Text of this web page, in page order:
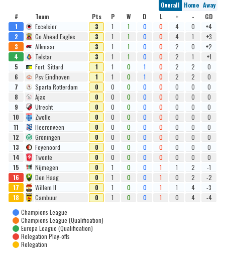
Overall Home Away
#
Team Pts P W D L + -
GD
1
Excelsior 3 1 1 0 0 4 0
+4
2
Go Ahead Eagles 3 1 1 0 0 4 1
+3
3
Alkmaar 3 1 1 0 0 2 0
+2
4
Telstar 3 1 1 0 0 2 1
+1
5
Fort. Sittard 1 1 0 1 0 2 2
0
6
Psv Eindhoven 1 1 0 1 0 2 2
0
7
Sparta Rotterdam 0 0 0 0 0 0 0
0
8
Ajax 0 0 0 0 0 0 0
0
9
Utrecht 0 0 0 0 0 0 0
0
10
Zwolle 0 0 0 0 0 0 0
0
11
Heerenveen 0 0 0 0 0 0 0
0
12
Gröningen 0 0 0 0 0 0 0
0
13
Feyenoord 0 0 0 0 0 0 0
0
14
Twente 0 0 0 0 0 0 0
0
15
Nijmegen 0 1 0 0 1 1 2
-1
16
Den Haag 0 1 0 0 1 0 2
-2
17
Willem II 0 1 0 0 1 1 4
-3
18
Cambuur 0 1 0 0 1 0 4
-4
Champions League
Champions League (Qualification)
Europa League (Qualification)
Relegation Play-offs
Relegation